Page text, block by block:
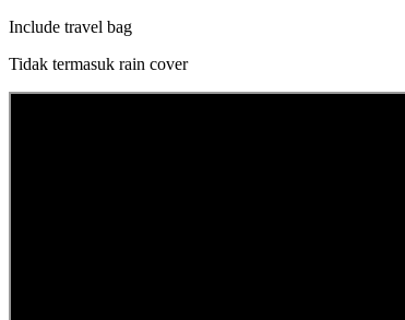
Include travel bag
Tidak termasuk rain cover